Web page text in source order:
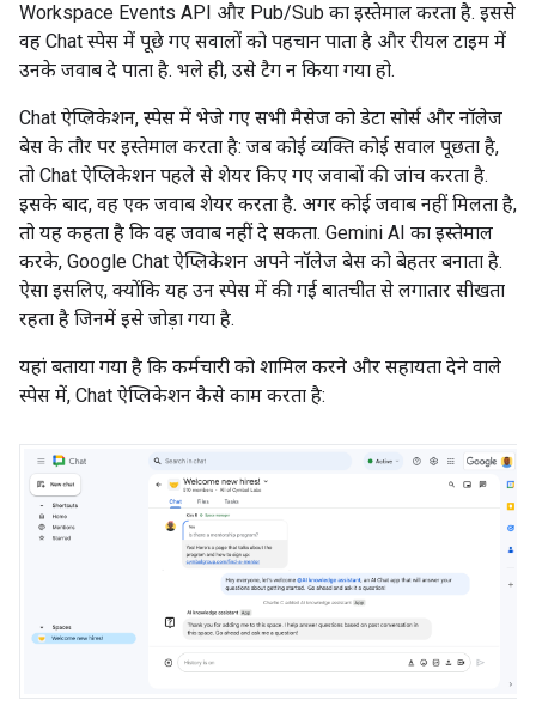
Workspace Events API और Pub/Sub का इस्तेमाल करता है. इससे
वह Chat स्पेस में पूछे गए सवालों को पहचान पाता है और रीयल टाइम में
उनके जवाब दे पाता है. भले ही, उसे टैग न किया गया हो.
Chat ऐप्लिकेशन, स्पेस में भेजे गए सभी मैसेज को डेटा सोर्स और नॉलेज
बेस के तौर पर इस्तेमाल करता है: जब कोई व्यक्ति कोई सवाल पूछता है,
तो Chat ऐप्लिकेशन पहले से शेयर किए गए जवाबों की जांच करता है.
इसके बाद, वह एक जवाब शेयर करता है. अगर कोई जवाब नहीं मिलता है,
तो यह कहता है कि वह जवाब नहीं दे सकता. Gemini AI का इस्तेमाल
करके, Google Chat ऐप्लिकेशन अपने नॉलेज बेस को बेहतर बनाता है.
ऐसा इसलिए, क्योंकि यह उन स्पेस में की गई बातचीत से लगातार सीखता
रहता है जिनमें इसे जोड़ा गया है.
यहां बताया गया है कि कर्मचारी को शामिल करने और सहायता देने वाले
स्पेस में, Chat ऐप्लिकेशन कैसे काम करता है: